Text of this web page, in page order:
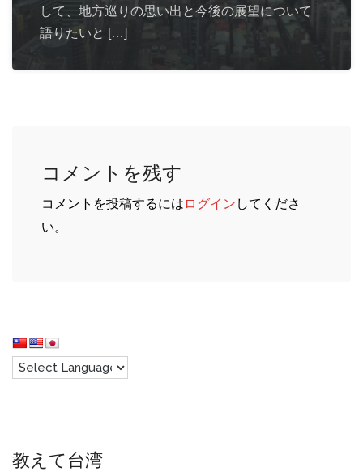
して、地方巡りの思い出と今後の展望について
語りたいと […]
コメントを残す
コメントを投稿するには ログイン してくださ
い。
教えて台湾